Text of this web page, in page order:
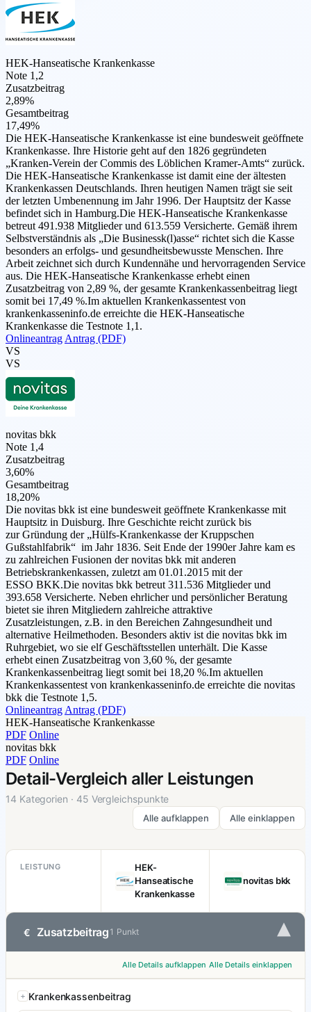
HEK-Hanseatische Krankenkasse
Note 1,2
Zusatzbeitrag
2,89%
Gesamtbeitrag
17,49%
Die HEK-Hanseatische Krankenkasse ist eine bundesweit geöffnete
Krankenkasse. Ihre Historie geht auf den 1826 gegründeten
„Kranken-Verein der Commis des Löblichen Kramer-Amts“ zurück.
Die HEK-Hanseatische Krankenkasse ist damit eine der ältesten
Krankenkassen Deutschlands. Ihren heutigen Namen trägt sie seit
der letzten Umbenennung im Jahr 1996. Der Hauptsitz der Kasse
befindet sich in Hamburg.Die HEK-Hanseatische Krankenkasse
betreut 491.938 Mitglieder und 613.559 Versicherte. Gemäß ihrem
Selbstverständnis als „Die Businessk(l)asse“ richtet sich die Kasse
besonders an erfolgs- und gesundheitsbewusste Menschen. Ihre
Arbeit zeichnet sich durch Kundennähe und hervorragenden Service
aus. Die HEK-Hanseatische Krankenkasse erhebt einen
Zusatzbeitrag von 2,89 %, der gesamte Krankenkassenbeitrag liegt
somit bei 17,49 %.Im aktuellen Krankenkassentest von
krankenkasseninfo.de erreichte die HEK-Hanseatische
Krankenkasse die Testnote 1,1.
Onlineantrag Antrag (PDF)
VS
VS
novitas bkk
Note 1,4
Zusatzbeitrag
3,60%
Gesamtbeitrag
18,20%
Die novitas bkk ist eine bundesweit geöffnete Krankenkasse mit
Hauptsitz in Duisburg. Ihre Geschichte reicht zurück bis
zur Gründung der „Hülfs-Krankenkasse der Kruppschen
Gußstahlfabrik“ im Jahr 1836. Seit Ende der 1990er Jahre kam es
zu zahlreichen Fusionen der novitas bkk mit anderen
Betriebskrankenkassen, zuletzt am 01.01.2015 mit der
ESSO BKK.Die novitas bkk betreut 311.536 Mitglieder und
393.658 Versicherte. Neben ehrlicher und persönlicher Beratung
bietet sie ihren Mitgliedern zahlreiche attraktive
Zusatzleistungen, z.B. in den Bereichen Zahngesundheit und
alternative Heilmethoden. Besonders aktiv ist die novitas bkk im
Ruhrgebiet, wo sie elf Geschäftsstellen unterhält. Die Kasse
erhebt einen Zusatzbeitrag von 3,60 %, der gesamte
Krankenkassenbeitrag liegt somit bei 18,20 %.Im aktuellen
Krankenkassentest von krankenkasseninfo.de erreichte die novitas
bkk die Testnote 1,5.
Onlineantrag Antrag (PDF)
HEK-Hanseatische Krankenkasse
PDF Online
novitas bkk
PDF Online
Detail-Vergleich aller Leistungen
14 Kategorien · 45 Vergleichspunkte
Alle aufklappen Alle einklappen
LEISTUNG
HEK-
Hanseatische
Krankenkasse
novitas bkk
€ Zusatzbeitrag 1 Punkt ▾
Alle Details aufklappen Alle Details einklappen
Krankenkassenbeitrag